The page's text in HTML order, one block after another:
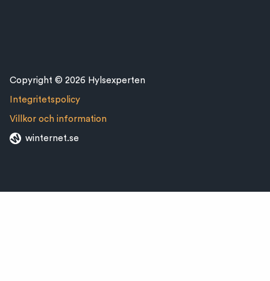
Copyright © 2026 Hylsexperten
Integritetspolicy
Villkor och information
winternet.se